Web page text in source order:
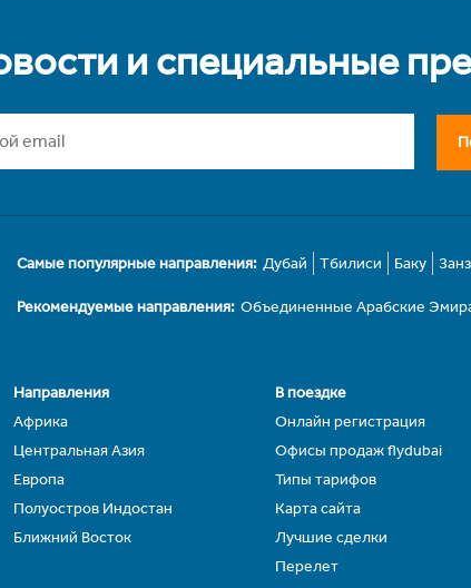
и специальные
Самые популярные направления: Дубай Тбилиси Баку
Рекомендуемые направления: Объединенные Арабские
Направления
Африка
Центральная Азия
Европа
Полуостров Индостан
Ближний Восток
В поездке
Онлайн регистрация
Офисы продаж flydubai
Типы тарифов
Карта сайта
Лучшие сделки
Перелет